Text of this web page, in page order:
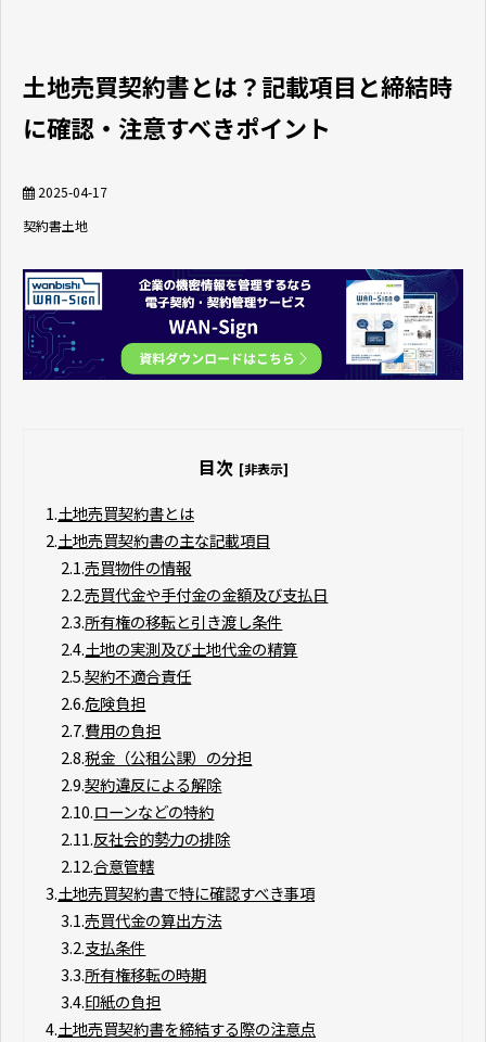
土地売買契約書とは？記載項目と締結時
に確認・注意すべきポイント
2025-04-17
契約書土地
目次 [非表示]
1.土地売買契約書とは
2.土地売買契約書の主な記載項目
2.1.売買物件の情報
2.2.売買代金や手付金の金額及び支払日
2.3.所有権の移転と引き渡し条件
2.4.土地の実測及び土地代金の精算
2.5.契約不適合責任
2.6.危険負担
2.7.費用の負担
2.8.税金（公租公課）の分担
2.9.契約違反による解除
2.10.ローンなどの特約
2.11.反社会的勢力の排除
2.12.合意管轄
3.土地売買契約書で特に確認すべき事項
3.1.売買代金の算出方法
3.2.支払条件
3.3.所有権移転の時期
3.4.印紙の負担
4.土地売買契約書を締結する際の注意点